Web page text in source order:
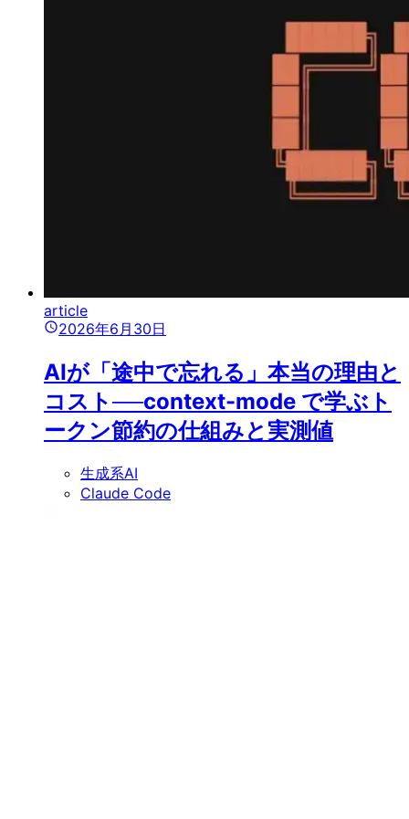
article
2026年6月30日
AIが「途中で忘れる」本当の理由と
コスト──context-mode で学ぶト
ークン節約の仕組みと実測値
生成系AI
Claude Code